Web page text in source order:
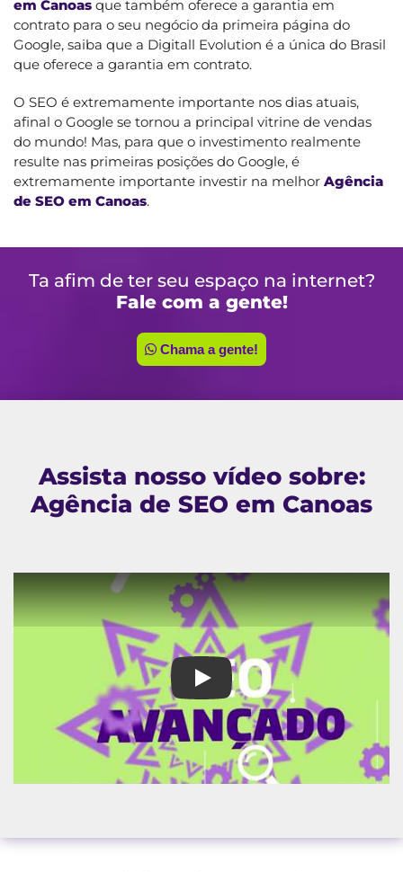
em Canoas que também oferece a garantia em
contrato para o seu negócio da primeira página do
Google, saiba que a Digitall Evolution é a única do Brasil
que oferece a garantia em contrato.
O SEO é extremamente importante nos dias atuais,
afinal o Google se tornou a principal vitrine de vendas
do mundo! Mas, para que o investimento realmente
resulte nas primeiras posições do Google, é
extremamente importante investir na melhor Agência
de SEO em Canoas.
Ta afim de ter seu espaço na internet?
Fale com a gente!
Chama a gente!
Assista nosso vídeo sobre:
Agência de SEO em Canoas
Agência de SEO em Canoas